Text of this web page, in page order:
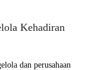
Kehadiran
dan perusahaan